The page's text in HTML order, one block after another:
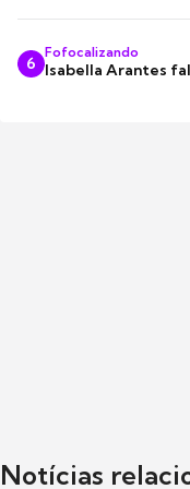
6
Fofocalizando
Isabella Arantes
Notícias